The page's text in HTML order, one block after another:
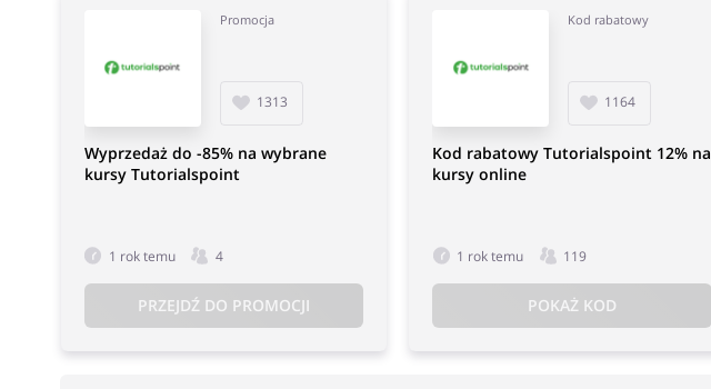
Promocja
1313
Wyprzedaż do -85% na wybrane
kursy Tutorialspoint
1 rok temu 4
PRZEJDŹ DO PROMOCJI
Kod rabatowy
1164
Kod rabatowy Tutorialspoint 12% na
kursy online
1 rok temu 119
POKAŻ KOD